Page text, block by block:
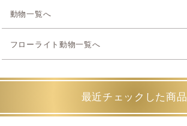
動物一覧へ
フローライト動物一覧へ
最近チェックした商品